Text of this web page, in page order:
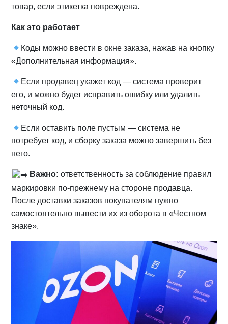
товар, если этикетка повреждена.
Как это работает
Коды можно ввести в окне заказа, нажав на кнопку
«Дополнительная информация».
Если продавец укажет код — система проверит
его, и можно будет исправить ошибку или удалить
неточный код.
Если оставить поле пустым — система не
потребует код, и сборку заказа можно завершить без
него.
Важно: ответственность за соблюдение правил
маркировки по‑прежнему на стороне продавца.
После доставки заказов покупателям нужно
самостоятельно вывести их из оборота в «Честном
знаке».